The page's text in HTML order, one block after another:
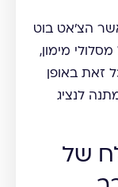
הצ'אט בוט
מימון,
זאת באופן
לנציג
של